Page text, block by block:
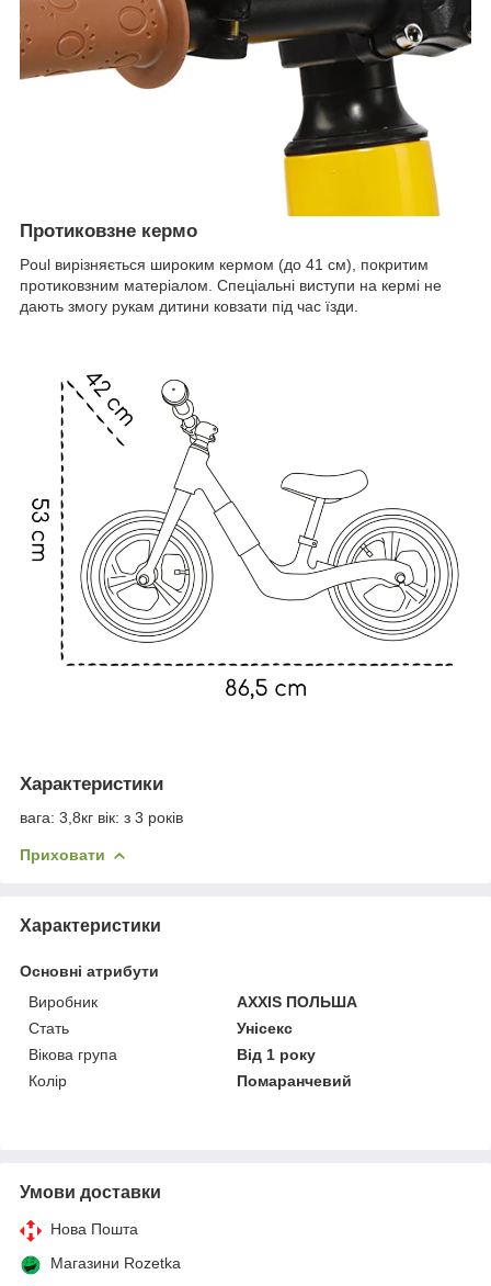
Протиковзне кермо
Poul вирізняється широким кермом (до 41 см), покритим
протиковзним матеріалом. Спеціальні виступи на кермі не
дають змогу рукам дитини ковзати під час їзди.
Характеристики
вага: 3,8кг вік: з 3 років
Приховати
Характеристики
Основні атрибути
Виробник
AXXIS ПОЛЬША
Стать
Унісекс
Вікова група
Від 1 року
Колір
Помаранчевий
Умови доставки
Нова Пошта
Магазини Rozetka